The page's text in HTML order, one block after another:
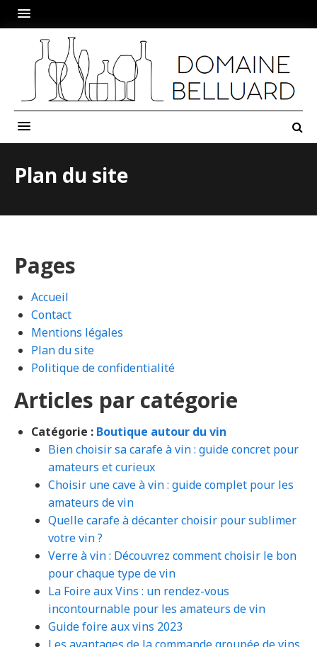
Plan du site
Pages
Accueil
Contact
Mentions légales
Plan du site
Politique de confidentialité
Articles par catégorie
Catégorie : Boutique autour du vin
Bien choisir sa carafe à vin : guide concret pour
amateurs et curieux
Choisir une cave à vin : guide complet pour les
amateurs de vin
Quelle carafe à décanter choisir pour sublimer
votre vin ?
Verre à vin : Découvrez comment choisir le bon
pour chaque type de vin
La Foire aux Vins : un rendez-vous
incontournable pour les amateurs de vin
Guide foire aux vins 2023